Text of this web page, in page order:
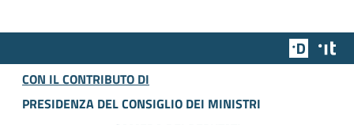
Team
CON IL CONTRIBUTO DI
PRESIDENZA DEL CONSIGLIO DEI MINISTRI